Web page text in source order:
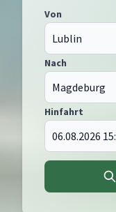
Von
Nach
Hinfahrt